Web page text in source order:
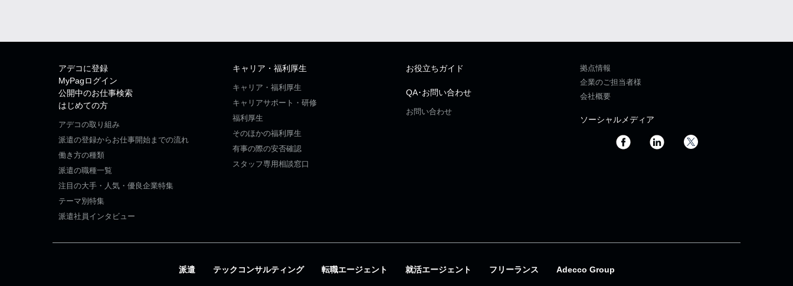
アデコに登録
MyPagログイン
公開中のお仕事検索
はじめての方
アデコの取り組み
派遣の登録からお仕事開始までの流れ
働き方の種類
派遣の職種一覧
注目の大手・人気・優良企業特集
テーマ別特集
派遣社員インタビュー
キャリア・福利厚生
キャリア・福利厚生
キャリアサポート・研修
福利厚生
そのほかの福利厚生
有事の際の安否確認
スタッフ専用相談窓口
お役立ちガイド
QA･お問い合わせ
お問い合わせ
拠点情報
企業のご担当者様
会社概要
ソーシャルメディア
派遣 テックコンサルティング 転職エージェント 就活エージェント フリーランス Adecco Group